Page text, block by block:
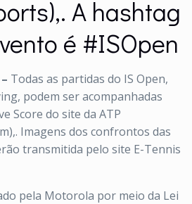
A hashtag
é #ISOpen
Todas as partidas do IS Open,
podem ser acompanhadas
Score do site da ATP
Imagens dos confrontos das
transmitida pelo site E-Tennis
pela Motorola por meio da Lei